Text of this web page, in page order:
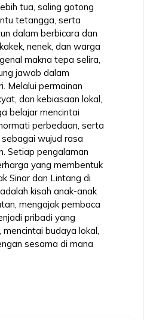
tua, saling gotong
tetangga, serta
dalam berbicara dan
nenek, dan warga
makna tepa selira,
jawab dalam
Melalui permainan
dan kebiasaan lokal,
belajar mencintai
perbedaan, serta
wujud rasa
Setiap pengalaman
yang membentuk
Sinar dan Lintang di
kisah anak-anak
mengajak pembaca
pribadi yang
budaya lokal,
sesama di mana